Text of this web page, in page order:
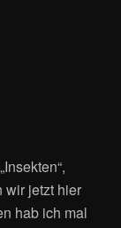
wir jetzt hier
hab ich mal